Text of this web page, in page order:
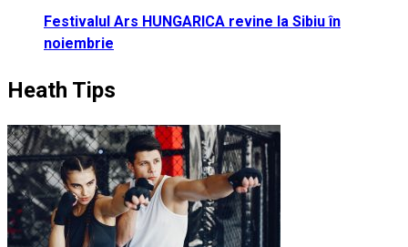
Festivalul Ars HUNGARICA revine la Sibiu în
noiembrie
Heath Tips